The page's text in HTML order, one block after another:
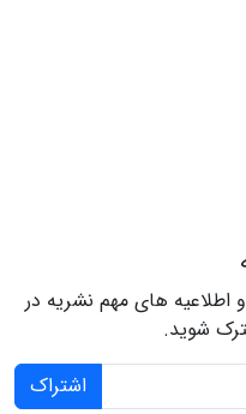
اطلاعیه های مهم نشریه در
شوید.
اشتراک